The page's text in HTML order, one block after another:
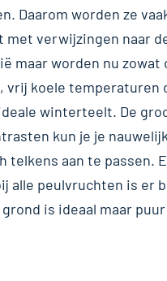
Daarom worden ze
verwijzingen naar
maar worden nu zowat
koele temperaturen
winterteelt. De
kun je je
aan te passen.
alle peulvruchten is er
is ideaal maar